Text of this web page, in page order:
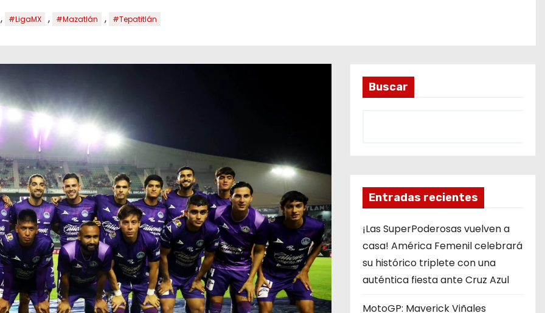
, #LigaMX , #Mazatlán , #Tepatitlán
Buscar
Entradas recientes
¡Las SuperPoderosas vuelven a
casa! América Femenil celebrará
su histórico triplete con una
auténtica fiesta ante Cruz Azul
MotoGP: Maverick Viñales